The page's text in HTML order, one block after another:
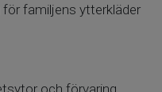
familjens ytterkläder
och förvaring